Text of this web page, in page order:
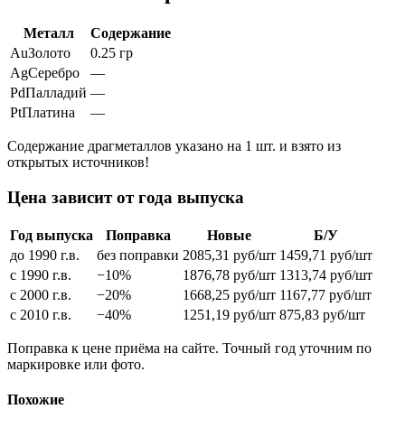
Металл
Содержание
AuЗолото
0.25 гр
AgСеребро
—
PdПалладий —
PtПлатина —
Содержание драгметаллов указано на 1 шт. и взято из
открытых источников!
Цена зависит от года выпуска
Год выпуска Поправка Новые
Б/У
до 1990 г.в.
без поправки 2085,31 руб/шт 1459,71 руб/шт
с 1990 г.в.
−10% 1876,78 руб/шт 1313,74 руб/шт
с 2000 г.в.
−20% 1668,25 руб/шт 1167,77 руб/шт
с 2010 г.в.
−40% 1251,19 руб/шт 875,83 руб/шт
Поправка к цене приёма на сайте. Точный год уточним по
маркировке или фото.
Похожие